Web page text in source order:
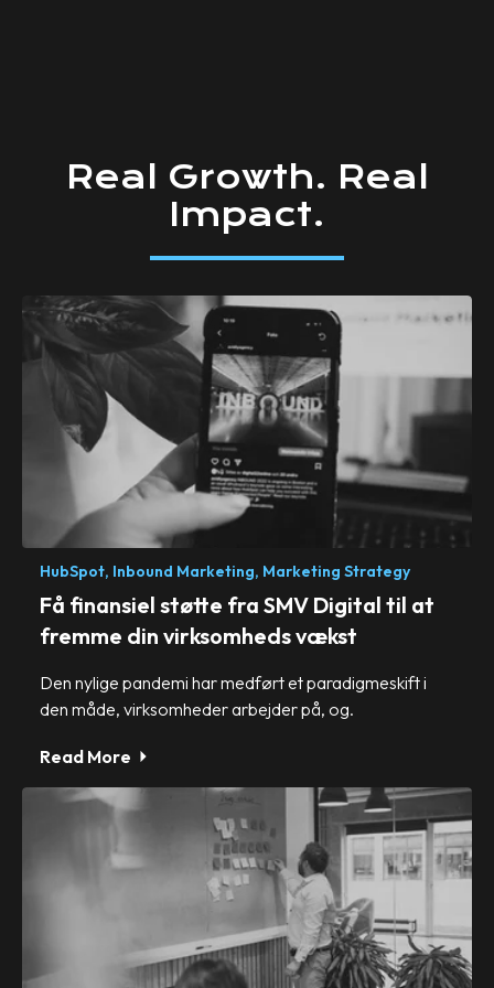
Real Growth. Real
Impact.
HubSpot, Inbound Marketing, Marketing Strategy
Få finansiel støtte fra SMV Digital til at
fremme din virksomheds vækst
Den nylige pandemi har medført et paradigmeskift i
den måde, virksomheder arbejder på, og.
Read More